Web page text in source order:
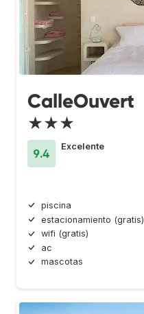
CalleOuvert
★★★
9.4
Excelente
piscina
estacionamiento (gratis)
wifi (gratis)
ac
mascotas